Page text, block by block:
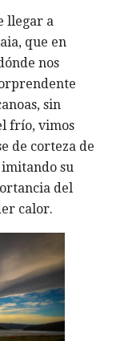
llegar a
que en
nos
sin
frío, vimos
de corteza de
imitando su
del
calor.